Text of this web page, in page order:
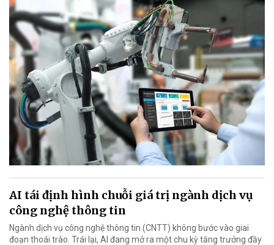
AI tái định hình chuỗi giá trị ngành dịch vụ
công nghệ thông tin
Ngành dịch vụ công nghệ thông tin (CNTT) không bước vào giai
đoạn thoái trào. Trái lại, AI đang mở ra một chu kỳ tăng trưởng đầy